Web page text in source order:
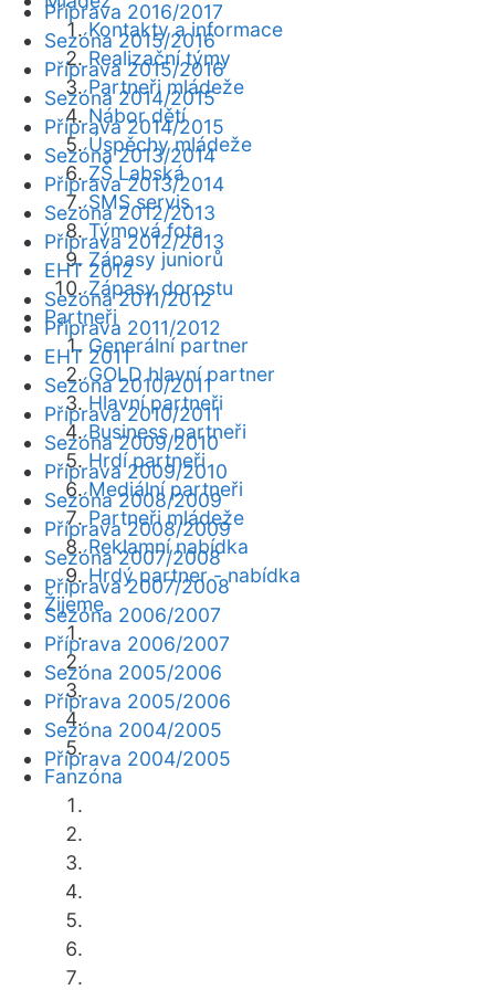
Kontakty a informace
Realizační týmy
Partneři mládeže
Nábor dětí
Úspěchy mládeže
ZŠ Labská
SMS servis
Týmová fota
Zápasy juniorů
Zápasy dorostu
Partneři
Generální partner
GOLD hlavní partner
Hlavní partneři
Business partneři
Hrdí partneři
Mediální partneři
Partneři mládeže
Reklamní nabídka
Hrdý partner - nabídka
Žijeme
Fanzóna
Příprava 2016/2017
Sezóna 2015/2016
Příprava 2015/2016
Sezóna 2014/2015
Příprava 2014/2015
Sezóna 2013/2014
Příprava 2013/2014
Sezóna 2012/2013
Příprava 2012/2013
EHT 2012
Sezóna 2011/2012
Příprava 2011/2012
EHT 2011
Sezóna 2010/2011
Příprava 2010/2011
Sezóna 2009/2010
Příprava 2009/2010
Sezóna 2008/2009
Příprava 2008/2009
Sezóna 2007/2008
Příprava 2007/2008
Sezóna 2006/2007
Příprava 2006/2007
Sezóna 2005/2006
Příprava 2005/2006
Sezóna 2004/2005
Příprava 2004/2005